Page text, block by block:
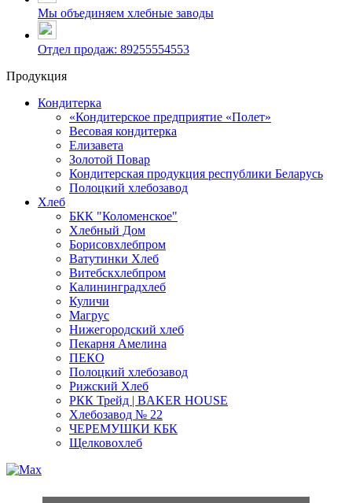
Мы объединяем хлебные заводы
Отдел продаж: 89255554553
Продукция
Кондитерка
«Кондитерское предприятие «Полет»
Весовая кондитерка
Елизавета
Золотой Повар
Кондитерская продукция республики Беларусь
Полоцкий хлебозавод
Хлеб
БКК "Коломенское"
Хлебный Дом
Борисовхлебпром
Ватутинки Хлеб
Витебскхлебпром
Калининградхлеб
Куличи
Магрус
Нижегородский хлеб
Пекарня Амелина
ПЕКО
Полоцкий хлебозавод
Рижский Хлеб
РКК Трейд | BAKER HOUSE
Хлебозавод № 22
ЧЕРЕМУШКИ КБК
Щелковохлеб